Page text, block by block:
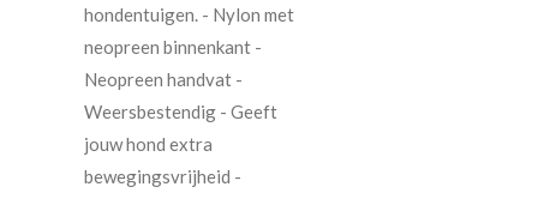
hondentuigen. - Nylon met
neopreen binnenkant -
Neopreen handvat -
Weersbestendig - Geeft
jouw hond extra
bewegingsvrijheid -